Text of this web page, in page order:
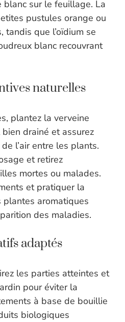
sur le feuillage. La
pustules orange ou
tandis que l’oïdium se
blanc recouvrant
naturelles
plantez la verveine
drainé et assurez
l’air entre les plants.
et retirez
mortes ou malades.
et pratiquer la
plantes aromatiques
des maladies.
adaptés
les parties atteintes et
pour éviter la
à base de bouillie
biologiques